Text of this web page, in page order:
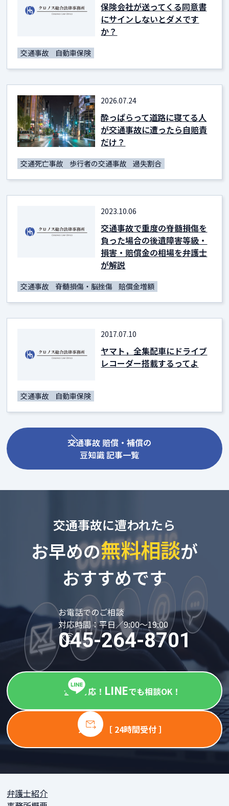
保険会社が送ってくる同意書
にサインしないとダメです
か？
交通事故 自動車保険
2026.07.24
酔っぱらって道路に寝てる人
が交通事故に遭ったら自賠責
だけ？
交通死亡事故 歩行者の交通事故 過失割合
2023.10.06
交通事故で重度の脊髄損傷を
負った場合の後遺障害等級・
損害・賠償金の相場を弁護士
が解説
交通事故 脊髄損傷・脳挫傷 賠償金増額
2017.07.10
ヤマト，全集配車にドライブ
レコーダー搭載するってよ
交通事故 自動車保険
交通事故 賠償・補償の
豆知識 記事一覧
交通事故に遭われたら
お早めの無料相談が
おすすめです
お電話でのご相談
対応時間：平日／9:00～19:00
045-264-8701
全国対応！ LINEでも相談OK！
メール ［ 24時間受付 ］
弁護士紹介